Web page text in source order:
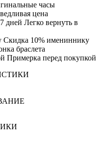
часы
цена
Легко вернуть в
Скидка 10% имениннику
браслета
Примерка перед покупкой